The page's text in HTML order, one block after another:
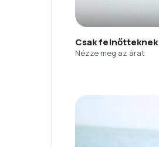
Csak felnőtteknek
Nézze meg az árat